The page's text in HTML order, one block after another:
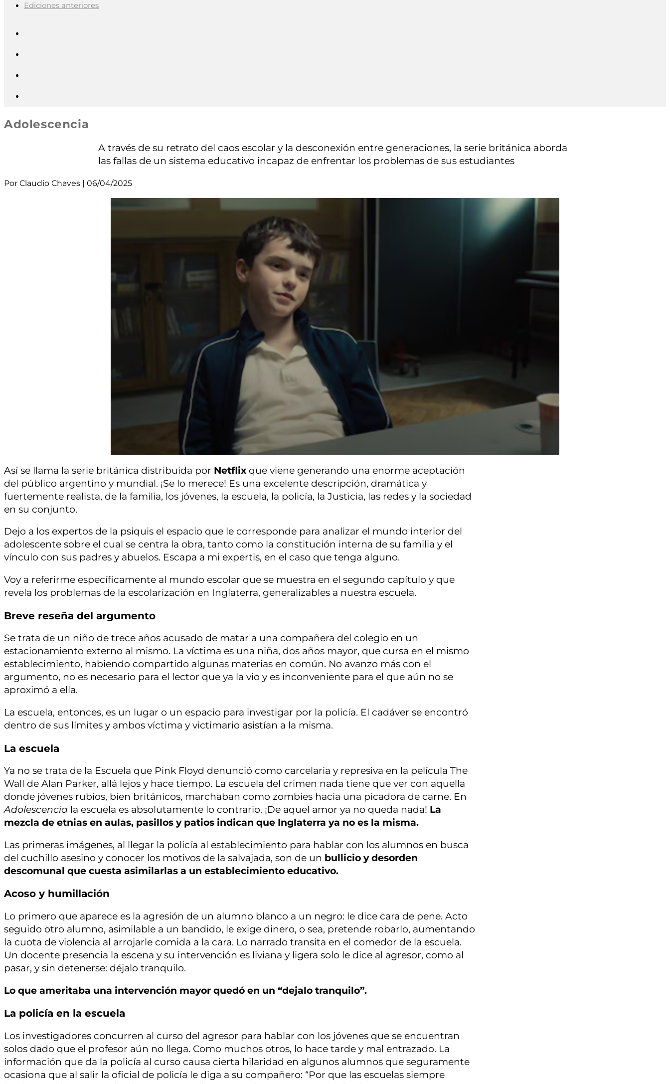
Ediciones anteriores
Adolescencia
A través de su retrato del caos escolar y la desconexión entre generaciones, la serie británica aborda
las fallas de un sistema educativo incapaz de enfrentar los problemas de sus estudiantes
Por Claudio Chaves | 06/04/2025
Así se llama la serie británica distribuida por Netflix que viene generando una enorme aceptación
del público argentino y mundial. ¡Se lo merece! Es una excelente descripción, dramática y
fuertemente realista, de la familia, los jóvenes, la escuela, la policía, la Justicia, las redes y la sociedad
en su conjunto.
Dejo a los expertos de la psiquis el espacio que le corresponde para analizar el mundo interior del
adolescente sobre el cual se centra la obra, tanto como la constitución interna de su familia y el
vínculo con sus padres y abuelos. Escapa a mi expertis, en el caso que tenga alguno.
Voy a referirme específicamente al mundo escolar que se muestra en el segundo capítulo y que
revela los problemas de la escolarización en Inglaterra, generalizables a nuestra escuela.
Breve reseña del argumento
Se trata de un niño de trece años acusado de matar a una compañera del colegio en un
estacionamiento externo al mismo. La víctima es una niña, dos años mayor, que cursa en el mismo
establecimiento, habiendo compartido algunas materias en común. No avanzo más con el
argumento, no es necesario para el lector que ya la vio y es inconveniente para el que aún no se
aproximó a ella.
La escuela, entonces, es un lugar o un espacio para investigar por la policía. El cadáver se encontró
dentro de sus límites y ambos víctima y victimario asistían a la misma.
La escuela
Ya no se trata de la Escuela que Pink Floyd denunció como carcelaria y represiva en la película The
Wall de Alan Parker, allá lejos y hace tiempo. La escuela del crimen nada tiene que ver con aquella
donde jóvenes rubios, bien británicos, marchaban como zombies hacia una picadora de carne. En
Adolescencia la escuela es absolutamente lo contrario. ¡De aquel amor ya no queda nada! La
mezcla de etnias en aulas, pasillos y patios indican que Inglaterra ya no es la misma.
Las primeras imágenes, al llegar la policía al establecimiento para hablar con los alumnos en busca
del cuchillo asesino y conocer los motivos de la salvajada, son de un bullicio y desorden
descomunal que cuesta asimilarlas a un establecimiento educativo.
Acoso y humillación
Lo primero que aparece es la agresión de un alumno blanco a un negro: le dice cara de pene. Acto
seguido otro alumno, asimilable a un bandido, le exige dinero, o sea, pretende robarlo, aumentando
la cuota de violencia al arrojarle comida a la cara. Lo narrado transita en el comedor de la escuela.
Un docente presencia la escena y su intervención es liviana y ligera solo le dice al agresor, como al
pasar, y sin detenerse: déjalo tranquilo.
Lo que ameritaba una intervención mayor quedó en un “dejalo tranquilo”.
La policía en la escuela
Los investigadores concurren al curso del agresor para hablar con los jóvenes que se encuentran
solos dado que el profesor aún no llega. Como muchos otros, lo hace tarde y mal entrazado. La
información que da la policía al curso causa cierta hilaridad en algunos alumnos que seguramente
ocasiona que al salir la oficial de policía le diga a su compañero: “Por que las escuelas siempre